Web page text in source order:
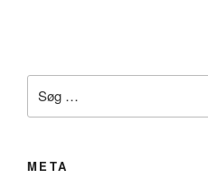
efter:
META